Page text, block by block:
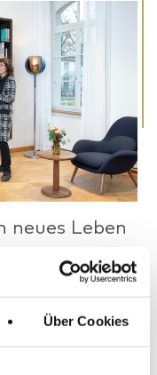
Über Cookies
neues Leben
einer Leiter. Der
sie in ihrem Leben
– auch grosse